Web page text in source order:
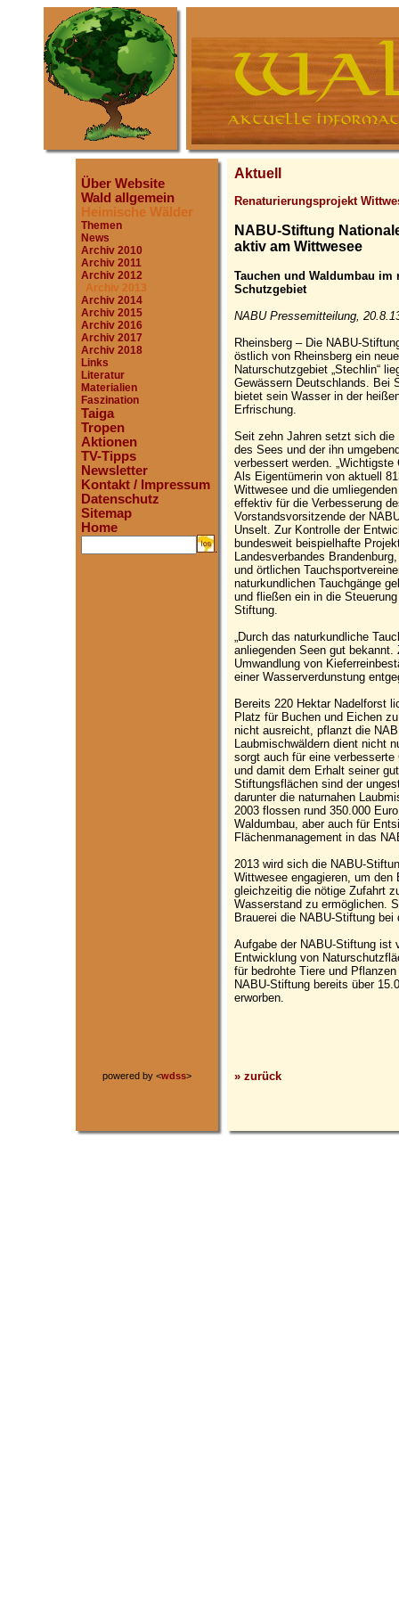
Über Website
Wald allgemein
Heimische Wälder
Themen
News
Archiv 2010
Archiv 2011
Archiv 2012
Archiv 2013
Archiv 2014
Archiv 2015
Archiv 2016
Archiv 2017
Archiv 2018
Links
Literatur
Materialien
Faszination
Taiga
Tropen
Aktionen
TV-Tipps
Newsletter
Kontakt / Impressum
Datenschutz
Sitemap
Home
.
powered by <wdss>
Aktuell
Renaturierungsprojekt
NABU-Stiftung
aktiv am Wittwesee
Tauchen und Waldumbau im
Schutzgebiet
NABU Pressemitteilung,
Rheinsberg – Die NABU-
östlich von Rheinsberg ein
Naturschutzgebiet „Stechlin“
Gewässern Deutschlands. Bei
bietet sein Wasser in der
Erfrischung.
Seit zehn Jahren setzt sich
des Sees und der ihn
verbessert werden.
Als Eigentümerin von aktuell
Wittwesee und die
effektiv für die Verbesserung
Vorstandsvorsitzende der
Unselt. Zur Kontrolle der
bundesweit beispielhafte
Landesverbandes
und örtlichen
naturkundlichen Tauchgänge
und fließen ein in die
Stiftung.
„Durch das naturkundliche
anliegenden Seen gut
Umwandlung von
einer Wasserverdunstung
Bereits 220 Hektar Nadelforst
Platz für Buchen und Eichen
nicht ausreicht, pflanzt die
Laubmischwäldern dient nicht
sorgt auch für eine
und damit dem Erhalt seiner
Stiftungsflächen sind der
darunter die naturnahen
2003 flossen rund 350.000
Waldumbau, aber auch für
Flächenmanagement in das
2013 wird sich die NABU-
Wittwesee engagieren, um
gleichzeitig die nötige Zufahrt
Wasserstand zu ermöglichen.
Brauerei die NABU-Stiftung
Aufgabe der NABU-Stiftung ist
Entwicklung von
für bedrohte Tiere und
NABU-Stiftung bereits über
erworben.
» zurück